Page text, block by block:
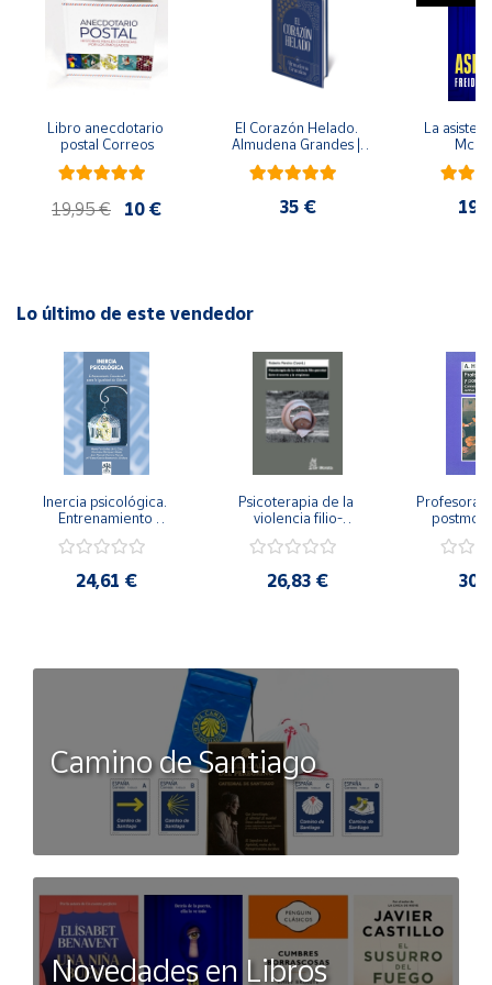
Cuenta
cliente
Ubicación
Ceuta y
Libro anecdotario
postal Correos
19,95 € 10 €
El Corazón Helado.
Almudena Grandes |
Edición especial de
lujo | Libro con sello y
35 €
La
Lo último de este vendedor
Inercia psicológica.
Entrenamiento
Igualdad de Género.
24,61 €
Psicoterapia de la
violencia filio-
secreto y la
26,83 €
Camino de Santiago
Novedades en Libros